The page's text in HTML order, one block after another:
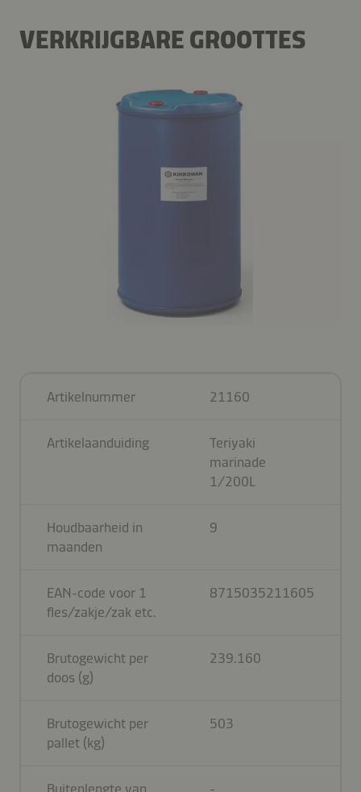
VERKRIJGBARE GROOTTES
Artikelnummer 21160
Artikelaanduiding
Teriyaki
marinade
1/200L
Houdbaarheid in
maanden
9
EAN-code voor 1
fles/zakje/zak etc.
8715035211605
Brutogewicht per
doos (g)
239.160
Brutogewicht per
pallet (kg)
503